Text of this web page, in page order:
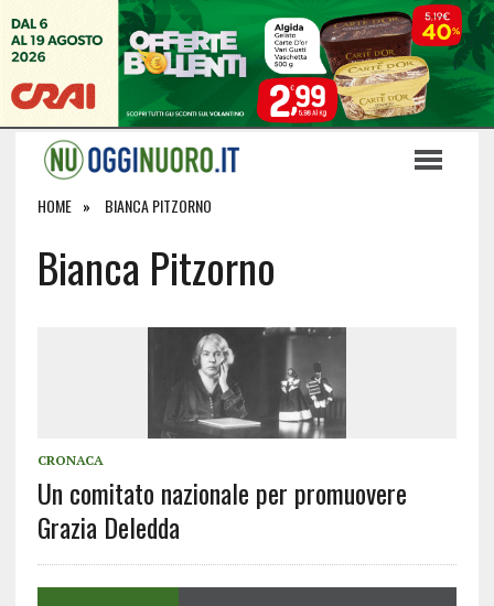
HOME BIANCA PITZORNO
Bianca Pitzorno
CRONACA
Un comitato nazionale per promuovere
Grazia Deledda